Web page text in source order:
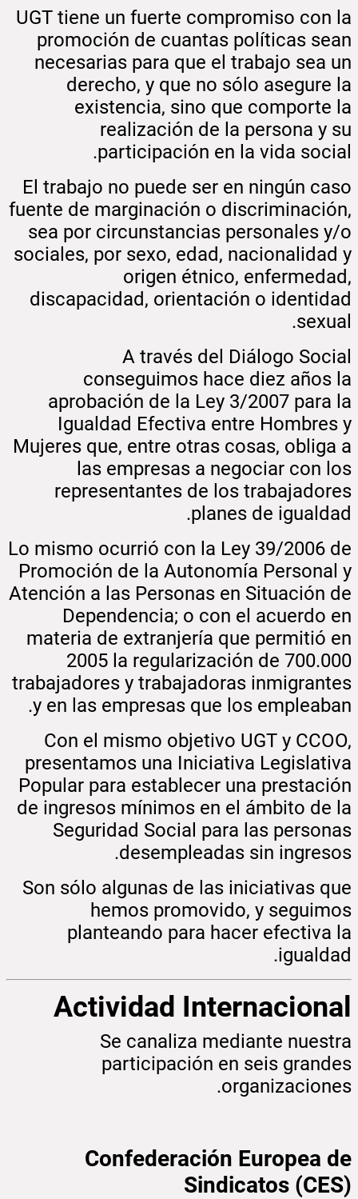
UGT tiene un fuerte compromiso con la
promoción de cuantas políticas sean
necesarias para que el trabajo sea un
derecho, y que no sólo asegure la
existencia, sino que comporte la
realización de la persona y su
participación en la vida social.
El trabajo no puede ser en ningún caso
fuente de marginación o discriminación,
sea por circunstancias personales y/o
sociales, por sexo, edad, nacionalidad y
origen étnico, enfermedad,
discapacidad, orientación o identidad
sexual.
A través del Diálogo Social
conseguimos hace diez años la
aprobación de la Ley 3/2007 para la
Igualdad Efectiva entre Hombres y
Mujeres que, entre otras cosas, obliga a
las empresas a negociar con los
representantes de los trabajadores
planes de igualdad.
Lo mismo ocurrió con la Ley 39/2006 de
Promoción de la Autonomía Personal y
Atención a las Personas en Situación de
Dependencia; o con el acuerdo en
materia de extranjería que permitió en
2005 la regularización de 700.000
trabajadores y trabajadoras inmigrantes
y en las empresas que los empleaban.
Con el mismo objetivo UGT y CCOO,
presentamos una Iniciativa Legislativa
Popular para establecer una prestación
de ingresos mínimos en el ámbito de la
Seguridad Social para las personas
desempleadas sin ingresos.
Son sólo algunas de las iniciativas que
hemos promovido, y seguimos
planteando para hacer efectiva la
igualdad.
Actividad Internacional
Se canaliza mediante nuestra
participación en seis grandes
organizaciones.
Confederación Europea de
Sindicatos (CES)